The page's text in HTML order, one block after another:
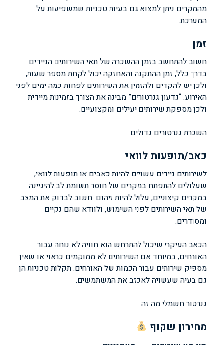
מהמקרים ניתן למצוא גם בעיות טכניות שמשפיעות על
המערכת.
זמן
חשוב להתחשב בזמן ההשכרה של תאי השירותים הניידים.
בדרך כלל, זמן ההתקנה והאחזקה יכול לקחת מספר שעות,
ולכן יש להקדים ולהזמין את השירותים לפחות כמה ימים לפני
האירוע. “גדעון גנרטורים” מבינה את הצורך בזמינות מיידית
ולכן מספקת שירותים יעילים ומקצועיים.
השכרת גנרטורים גדולים
כאב/תופעות לוואי
לשירותים ניידים עשויים להיות כאבים או תופעות לוואי,
שעלולים להתפתח במקרים של חוסר תשומת לב להיגיינה.
במקרים קיצוניים, עלול להיות זיהום. חשוב לבדוק את המצב
של תאי השירותים לפני השימוש, ולוודא שהם נקיים
ומסודרים.
הכאב העיקרי שיכול להתרחש הוא חוויה לא נוחה עבור
האורחים, במיוחד אם השירותים לא ממוקמים כראוי או שאין
מספיק שירותים עבור הכמות של האורחים. תקלות טכניות הן
גם בעיה שעשויה לאכזב את המשתמשים.
גנרטור חשמלי מה זה
מחירון שקוף